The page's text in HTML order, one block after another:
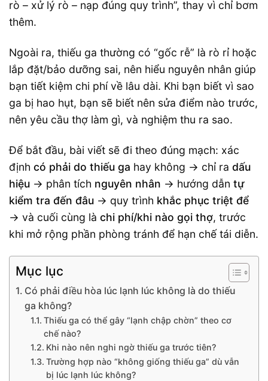
rò – xử lý rò – nạp đúng quy trình”, thay vì chỉ bơm
thêm.
Ngoài ra, thiếu ga thường có “gốc rễ” là rò rỉ hoặc
lắp đặt/bảo dưỡng sai, nên hiểu nguyên nhân giúp
bạn tiết kiệm chi phí về lâu dài. Khi bạn biết vì sao
ga bị hao hụt, bạn sẽ biết nên sửa điểm nào trước,
nên yêu cầu thợ làm gì, và nghiệm thu ra sao.
Để bắt đầu, bài viết sẽ đi theo đúng mạch: xác
định có phải do thiếu ga hay không → chỉ ra dấu
hiệu → phân tích nguyên nhân → hướng dẫn tự
kiểm tra đến đâu → quy trình khắc phục triệt để
→ và cuối cùng là chi phí/khi nào gọi thợ, trước
khi mở rộng phần phòng tránh để hạn chế tái diễn.
Mục lục
Có phải điều hòa lúc lạnh lúc không là do thiếu
ga không?
Thiếu ga có thể gây “lạnh chập chờn” theo cơ
chế nào?
Khi nào nên nghi ngờ thiếu ga trước tiên?
Trường hợp nào “không giống thiếu ga” dù vẫn
bị lúc lạnh lúc không?